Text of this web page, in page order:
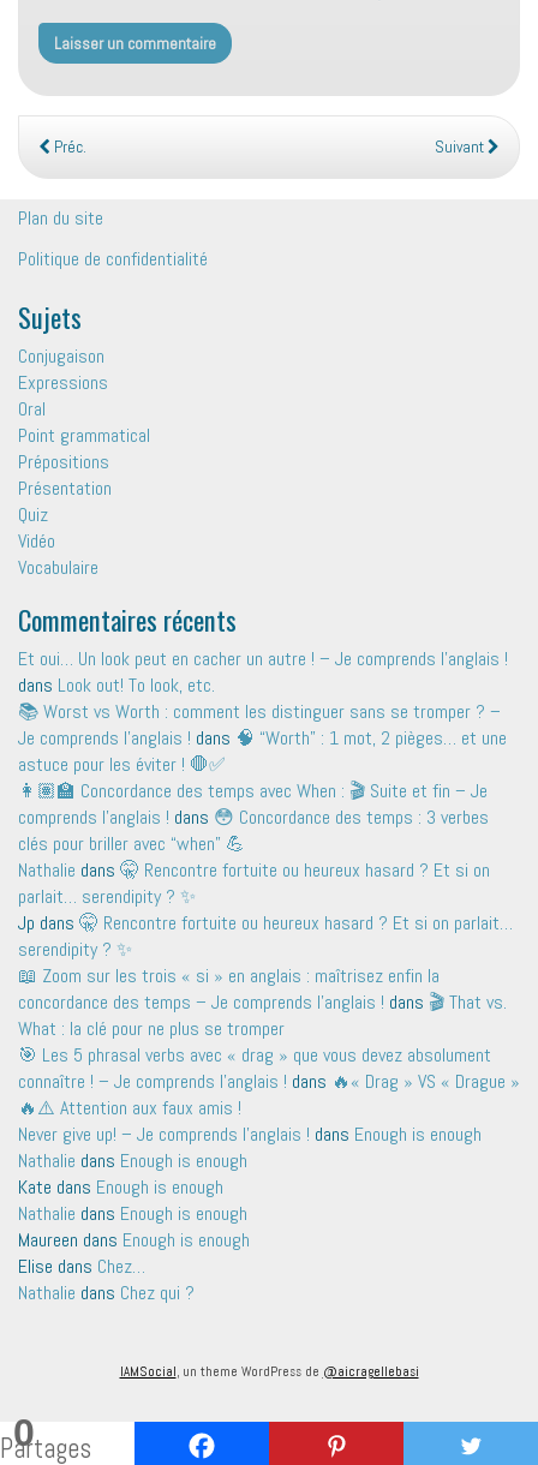
0
Partages
Préc. Suivant
Plan du site
Politique de confidentialité
Sujets
Conjugaison
Expressions
Oral
Point grammatical
Prépositions
Présentation
Quiz
Vidéo
Vocabulaire
Commentaires récents
Et oui… Un look peut en cacher un autre ! – Je comprends l'anglais !
dans Look out! To look, etc.
📚 Worst vs Worth : comment les distinguer sans se tromper ? –
Je comprends l'anglais ! dans 🧠 “Worth” : 1 mot, 2 pièges… et une
astuce pour les éviter ! 🛑✅
👩🏽‍🏫 Concordance des temps avec When : 🎬 Suite et fin – Je
comprends l'anglais ! dans 😳 Concordance des temps : 3 verbes
clés pour briller avec “when” 💪
Nathalie dans 🤫 Rencontre fortuite ou heureux hasard ? Et si on
parlait… serendipity ? ✨
Jp dans 🤫 Rencontre fortuite ou heureux hasard ? Et si on parlait…
serendipity ? ✨
📖 Zoom sur les trois « si » en anglais : maîtrisez enfin la
concordance des temps – Je comprends l'anglais ! dans 🎬 That vs.
What : la clé pour ne plus se tromper
🎯 Les 5 phrasal verbs avec « drag » que vous devez absolument
connaître ! – Je comprends l'anglais ! dans 🔥« Drag » VS « Drague »
🔥⚠️ Attention aux faux amis !
Never give up! – Je comprends l'anglais ! dans Enough is enough
Nathalie dans Enough is enough
Kate dans Enough is enough
Nathalie dans Enough is enough
Maureen dans Enough is enough
Elise dans Chez…
Nathalie dans Chez qui ?
IAMSocial, un theme WordPress de @aicragellebasi